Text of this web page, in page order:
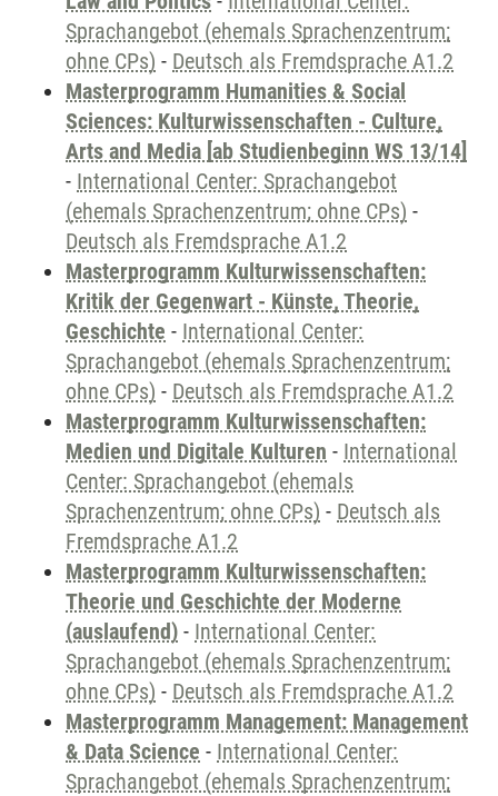
Sprachangebot (ehemals Sprachenzentrum;
ohne CPs) - Deutsch als Fremdsprache A1.2
Masterprogramm Humanities & Social
Sciences: Kulturwissenschaften - Culture,
Arts and Media [ab Studienbeginn WS 13/14]
- International Center: Sprachangebot
(ehemals Sprachenzentrum; ohne CPs) -
Deutsch als Fremdsprache A1.2
Masterprogramm Kulturwissenschaften:
Kritik der Gegenwart - Künste, Theorie,
Geschichte - International Center:
Sprachangebot (ehemals Sprachenzentrum;
ohne CPs) - Deutsch als Fremdsprache A1.2
Masterprogramm Kulturwissenschaften:
Medien und Digitale Kulturen - International
Center: Sprachangebot (ehemals
Sprachenzentrum; ohne CPs) - Deutsch als
Fremdsprache A1.2
Masterprogramm Kulturwissenschaften:
Theorie und Geschichte der Moderne
(auslaufend) - International Center:
Sprachangebot (ehemals Sprachenzentrum;
ohne CPs) - Deutsch als Fremdsprache A1.2
Masterprogramm Management: Management
& Data Science - International Center:
Sprachangebot (ehemals Sprachenzentrum;